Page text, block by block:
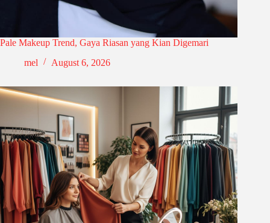
Pale Makeup Trend, Gaya Riasan yang Kian Digemari
mel
August 6, 2026